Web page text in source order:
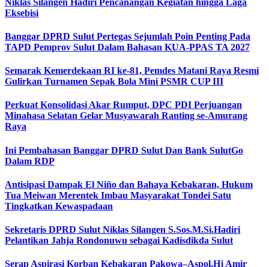
Eksebisi
Banggar DPRD Sulut Pertegas Sejumlah Poin Penting Pada
TAPD Pemprov Sulut Dalam Bahasan KUA-PPAS TA 2027
Semarak Kemerdekaan RI ke-81, Pemdes Matani Raya Resmi
Gulirkan Turnamen Sepak Bola Mini PSMR CUP III
Perkuat Konsolidasi Akar Rumput, DPC PDI Perjuangan
Minahasa Selatan Gelar Musyawarah Ranting se-Amurang
Raya
Ini Pembahasan Banggar DPRD Sulut Dan Bank SulutGo
Dalam RDP
Antisipasi Dampak El Niño dan Bahaya Kebakaran, Hukum
Tua Meiwan Merentek Imbau Masyarakat Tondei Satu
Tingkatkan Kewaspadaan
Sekretaris DPRD Sulut Niklas Silangen S.Sos.M.Si.Hadiri
Pelantikan Jahja Rondonuwu sebagai Kadisdikda Sulut
Serap Aspirasi Korban Kebakaran Pakowa–Aspol,Hj Amir